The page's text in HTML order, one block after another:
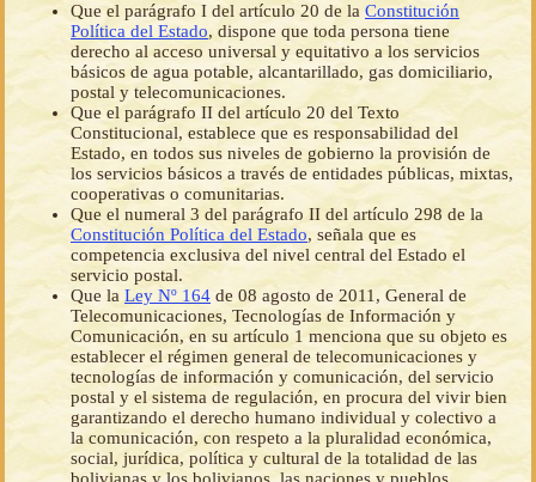
Que el parágrafo I del artículo 20 de la Constitución
Política del Estado, dispone que toda persona tiene
derecho al acceso universal y equitativo a los servicios
básicos de agua potable, alcantarillado, gas domiciliario,
postal y telecomunicaciones.
Que el parágrafo II del artículo 20 del Texto
Constitucional, establece que es responsabilidad del
Estado, en todos sus niveles de gobierno la provisión de
los servicios básicos a través de entidades públicas, mixtas,
cooperativas o comunitarias.
Que el numeral 3 del parágrafo II del artículo 298 de la
Constitución Política del Estado, señala que es
competencia exclusiva del nivel central del Estado el
servicio postal.
Que la Ley Nº 164 de 08 agosto de 2011, General de
Telecomunicaciones, Tecnologías de Información y
Comunicación, en su artículo 1 menciona que su objeto es
establecer el régimen general de telecomunicaciones y
tecnologías de información y comunicación, del servicio
postal y el sistema de regulación, en procura del vivir bien
garantizando el derecho humano individual y colectivo a
la comunicación, con respeto a la pluralidad económica,
social, jurídica, política y cultural de la totalidad de las